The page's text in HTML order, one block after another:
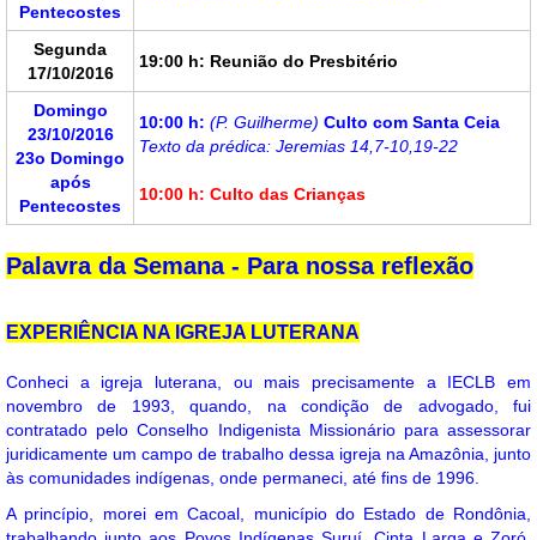
Pentecostes
Segunda
17/10/2016
19:00 h: Reunião do Presbitério
Domingo
23/10/2016
23o Domingo
após
Pentecostes
10:00 h: (P. Guilherme) Culto com Santa Ceia
Texto da prédica: Jeremias 14,7-10,19-22
10:00 h: Culto das Crianças
Palavra da Semana - Para nossa reflexão
EXPERIÊNCIA NA IGREJA LUTERANA
Conheci a igreja luterana, ou mais precisamente a IECLB em
novembro de 1993, quando, na condição de advogado, fui
contratado pelo Conselho Indigenista Missionário para assessorar
juridicamente um campo de trabalho dessa igreja na Amazônia, junto
às comunidades indígenas, onde permaneci, até fins de 1996.
A princípio, morei em Cacoal, município do Estado de Rondônia,